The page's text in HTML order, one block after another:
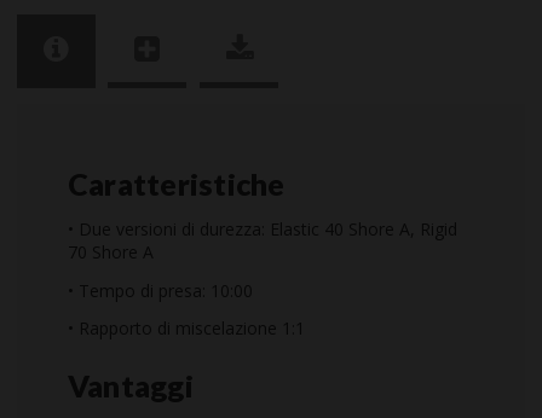
Caratteristiche
• Due versioni di durezza: Elastic 40 Shore A, Rigid
70 Shore A
• Tempo di presa: 10:00
• Rapporto di miscelazione 1:1
Vantaggi